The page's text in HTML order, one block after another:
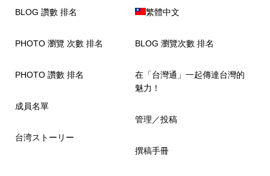
BLOG 讚數 排名
PHOTO 瀏覽 次數 排名
PHOTO 讚數 排名
成員名單
台湾ストーリー
繁體中文
BLOG 瀏覽次數 排名
在「台灣通」一起傳達台灣的
魅力！
管理／投稿
撰稿手冊